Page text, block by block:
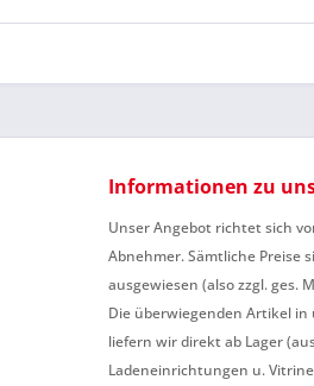
Informationen zu
Unser Angebot richtet sich
Abnehmer. Sämtliche Preise
ausgewiesen (also zzgl. ges.
Die überwiegenden Artikel in
liefern wir direkt ab Lager
Ladeneinrichtungen u.